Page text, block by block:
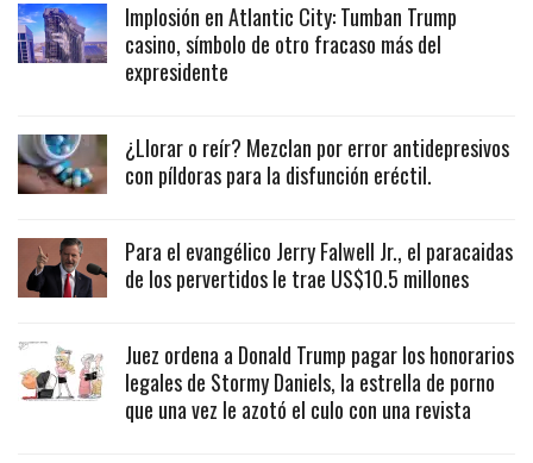
Implosión en Atlantic City: Tumban Trump
casino, símbolo de otro fracaso más del
expresidente
¿Llorar o reír? Mezclan por error antidepresivos
con píldoras para la disfunción eréctil.
Para el evangélico Jerry Falwell Jr., el paracaidas
de los pervertidos le trae US$10.5 millones
Juez ordena a Donald Trump pagar los honorarios
legales de Stormy Daniels, la estrella de porno
que una vez le azotó el culo con una revista